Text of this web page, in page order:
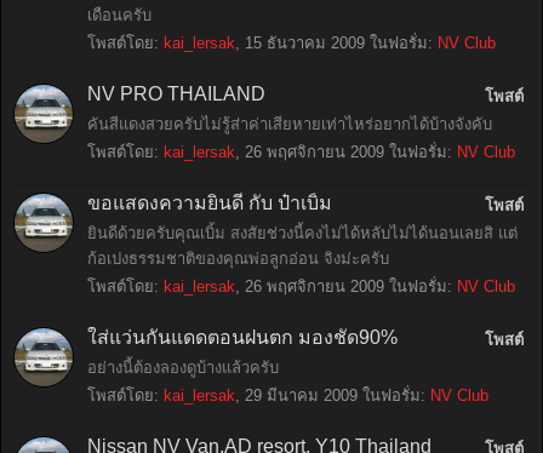
เดือนครับ
โพสต์โดย: kai_lersak, 15 ธันวาคม 2009 ในฟอรั่ม: NV Club
โพสต์
NV PRO THAILAND
คันสีแดงสวยครับไม่รู้ส่าค่าเสียหายเท่าไหร่อยากได้บ้างจังคับ
โพสต์โดย: kai_lersak, 26 พฤศจิกายน 2009 ในฟอรั่ม: NV Club
โพสต์
ขอแสดงความยินดี กับ ป๋าเบิ้ม
ยินดีด้วยครับคุณเบิ้ม สงสัยช่วงนี้คงไม่ได้หลับไม่ได้นอนเลยสิ แต่
ก้อเปงธรรมชาติของคุณพ่อลูกอ่อน จิงม่ะครับ
โพสต์โดย: kai_lersak, 26 พฤศจิกายน 2009 ในฟอรั่ม: NV Club
โพสต์
ใส่แว่นกันแดดตอนฝนตก มองชัด90%
อย่างนี้ต้องลองดูบ้างแล้วครับ
โพสต์โดย: kai_lersak, 29 มีนาคม 2009 ในฟอรั่ม: NV Club
โพสต์
Nissan NV Van,AD resort, Y10 Thailand